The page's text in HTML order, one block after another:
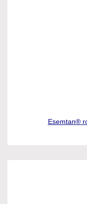
Esemtan®